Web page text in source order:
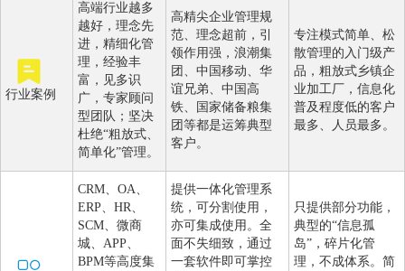
行业案例
高端行业越多
越好，理念先
进，精细化管
理，经验丰
富，见多识
广，专家顾问
型团队；坚决
杜绝“粗放式、
简单化”管理。
高精尖企业管理规
范、理念超前，引
领作用强，浪潮集
团、中国移动、华
谊兄弟、中国高
铁、国家储备粮集
团等都是运筹典型
客户。
专注模式简单、松
散管理的入门级产
品，粗放式乡镇企
业加工厂，信息化
普及程度低的客户
最多、人员最多。
CRM、OA、
ERP、HR、
SCM、微商
城、APP、
BPM等高度集
提供一体化管理系
统，可分割使用，
亦可集成使用。全
面不失细致，通过
一套软件即可掌控
只提供部分功能，
典型的“信息孤
岛”，碎片化管
理，不成体系。简